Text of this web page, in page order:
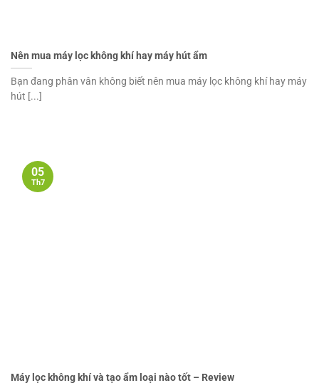
Nên mua máy lọc không khí hay máy hút ẩm
Bạn đang phân vân không biết nên mua máy lọc không khí hay máy
hút [...]
Máy lọc không khí và tạo ẩm loại nào tốt – Review
05
Th7